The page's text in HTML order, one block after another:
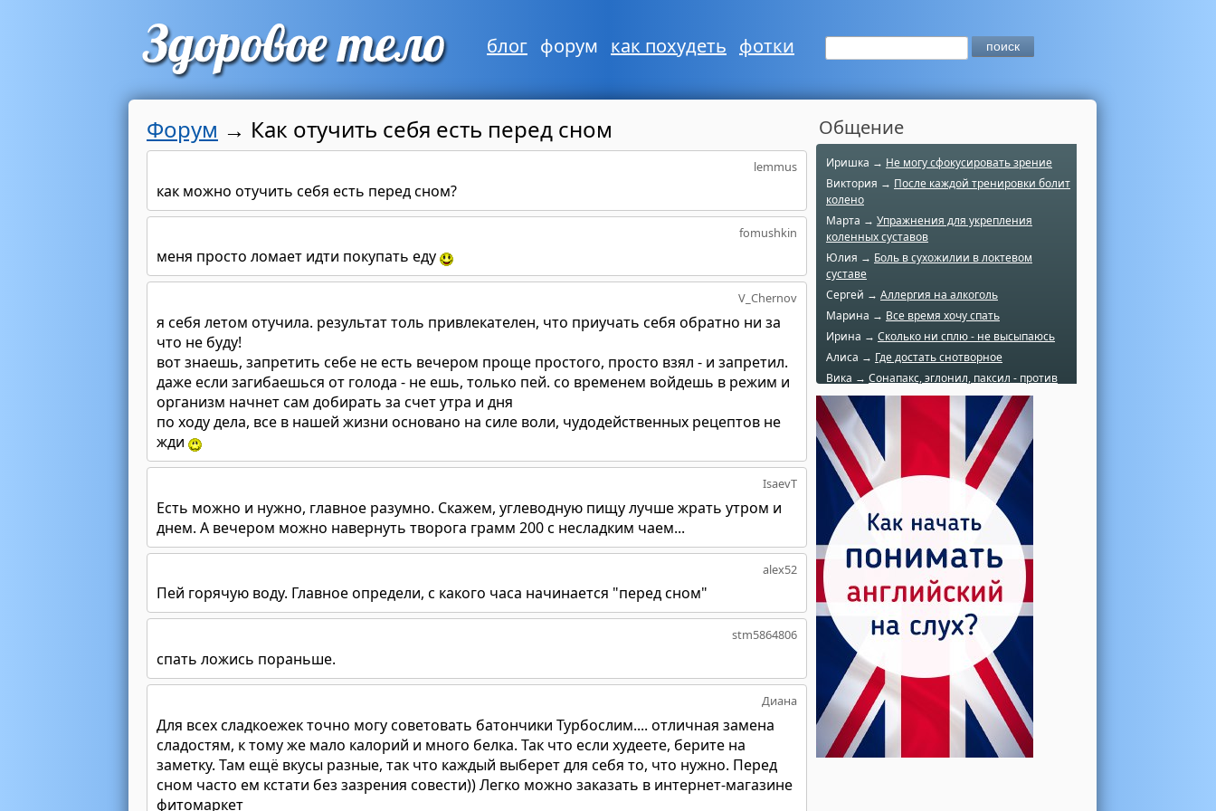
блог форум как похудеть фотки
Форум → Как отучить себя есть перед сном
lemmus
как можно отучить себя есть перед сном?
fomushkin
меня просто ломает идти покупать еду
V_Chernov
я себя летом отучила. результат толь привлекателен, что приучать себя обратно ни за
что не буду!
вот знаешь, запретить себе не есть вечером проще простого, просто взял - и запретил.
даже если загибаешься от голода - не ешь, только пей. со временем войдешь в режим и
организм начнет сам добирать за счет утра и дня
по ходу дела, все в нашей жизни основано на силе воли, чудодейственных рецептов не
жди
IsaevT
Есть можно и нужно, главное разумно. Скажем, углеводную пищу лучше жрать утром и
днем. А вечером можно навернуть творога грамм 200 с несладким чаем...
alex52
Пей горячую воду. Главное определи, с какого часа начинается "перед сном"
stm5864806
спать ложись пораньше.
Диана
Для всех сладкоежек точно могу советовать батончики Турбослим.... отличная замена
сладостям, к тому же мало калорий и много белка. Так что если худеете, берите на
заметку. Там ещё вкусы разные, так что каждый выберет для себя то, что нужно. Перед
сном часто ем кстати без зазрения совести)) Легко можно заказать в интернет-магазине
фитомаркет
Общение
Иришка → Не могу сфокусировать зрение
Виктория → После каждой тренировки болит
колено
Марта → Упражнения для укрепления
коленных суставов
Юлия → Боль в сухожилии в локтевом
суставе
Сергей → Аллергия на алкоголь
Марина → Все время хочу спать
Ирина → Сколько ни сплю - не высыпаюсь
Алиса → Где достать снотворное
Вика → Сонапакс, эглонил, паксил - против
чего?
Катерина →
Боль в колене при нагрузке
Алла →Болят коленные суставы
Паша Щ. →
Боль в коленной чашечке
Ульяна Ф. →Болят и хрустят колени
Артемов Иван →
Болит и опухло колено
Чернов Игорь →Болят суставы при занятиях
спортом